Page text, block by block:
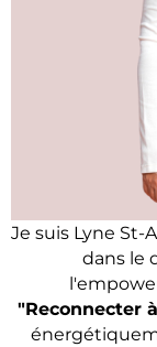
Je suis Lyne
dans le
"Reconnecter